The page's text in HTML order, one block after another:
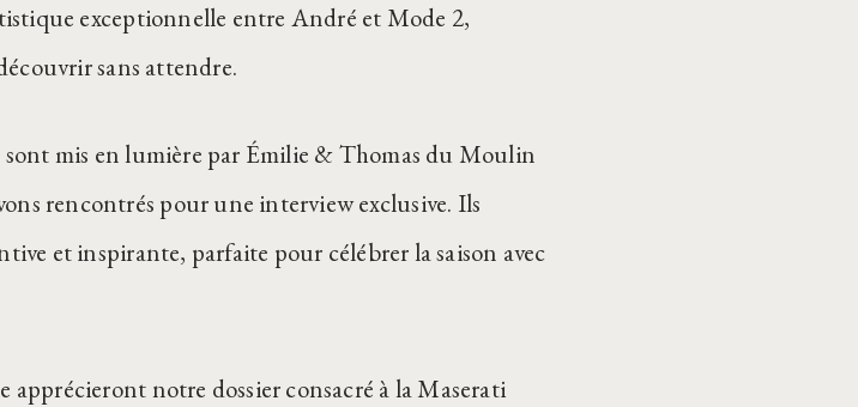
exceptionnelle entre André et Mode 2,
sans attendre.
sont mis en lumière par Émilie & Thomas du Moulin
rencontrés pour une interview exclusive. Ils
et inspirante, parfaite pour célébrer la saison avec
apprécieront notre dossier consacré à la Maserati